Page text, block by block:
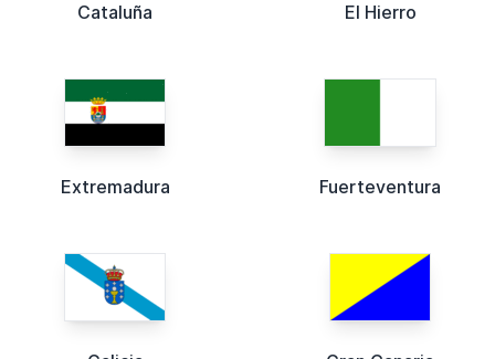
Cataluña El Hierro
Extremadura Fuerteventura